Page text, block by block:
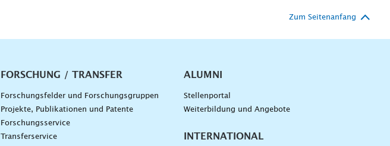
Zum Seitenanfang
FORSCHUNG / TRANSFER
Forschungsfelder und Forschungsgruppen
Projekte, Publikationen und Patente
Forschungsservice
Transferservice
ALUMNI
Stellenportal
Weiterbildung und Angebote
INTERNATIONAL